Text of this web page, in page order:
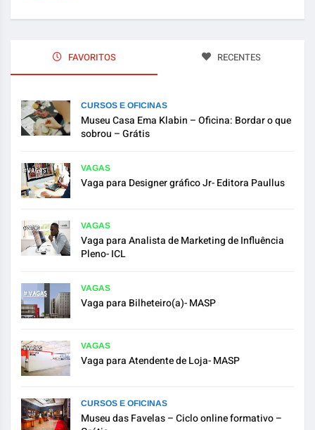
FAVORITOS RECENTES
CURSOS E OFICINAS
Museu Casa Ema Klabin – Oficina: Bordar o que
sobrou – Grátis
VAGAS
Vaga para Designer gráfico Jr- Editora Paullus
VAGAS
Vaga para Analista de Marketing de Influência
Pleno- ICL
VAGAS
Vaga para Bilheteiro(a)- MASP
VAGAS
Vaga para Atendente de Loja- MASP
CURSOS E OFICINAS
Museu das Favelas – Ciclo online formativo –